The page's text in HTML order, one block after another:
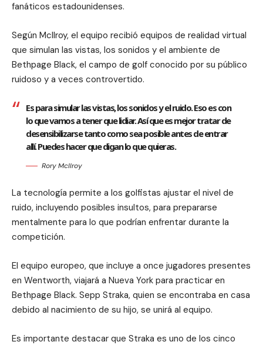
fanáticos estadounidenses.
Según McIlroy, el equipo recibió equipos de realidad virtual
que simulan las vistas, los sonidos y el ambiente de
Bethpage Black, el campo de golf conocido por su público
ruidoso y a veces controvertido.
Es para simular las vistas, los sonidos y el ruido. Eso es con
lo que vamos a tener que lidiar. Así que es mejor tratar de
desensibilizarse tanto como sea posible antes de entrar
allí. Puedes hacer que digan lo que quieras.
Rory McIlroy
La tecnología permite a los golfistas ajustar el nivel de
ruido, incluyendo posibles insultos, para prepararse
mentalmente para lo que podrían enfrentar durante la
competición.
El equipo europeo, que incluye a once jugadores presentes
en Wentworth, viajará a Nueva York para practicar en
Bethpage Black. Sepp Straka, quien se encontraba en casa
debido al nacimiento de su hijo, se unirá al equipo.
Es importante destacar que Straka es uno de los cinco